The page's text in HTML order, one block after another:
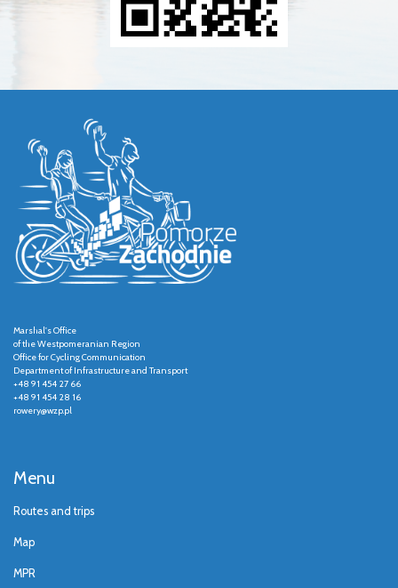
Marshal's Office
of the Westpomeranian Region
Office for Cycling Communication
Department of Infrastructure and Transport
+48 91 454 27 66
+48 91 454 28 16
rowery@wzp.pl
Menu
Routes and trips
Map
MPR